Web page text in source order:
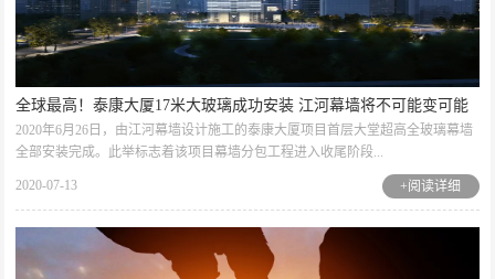
全球最高！泰康大厦17米大玻璃成功安装 江河幕墙将不可能变可能
2020年6月26日，由江河幕墙设计施工的泰康大厦项目首层大堂超高全玻璃幕墙
全部安装完成。此举标志着该项目幕墙分包工程进入收尾阶段...
2020-07-13 +阅读详细